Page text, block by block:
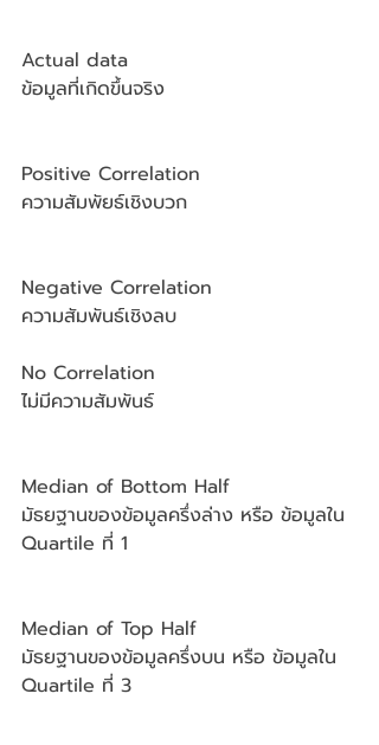
Actual data
ข้อมูลที่เกิดขึ้นจริง
Positive Correlation
ความสัมพัยธ์เชิงบวก
Negative Correlation
ความสัมพันธ์เชิงลบ
No Correlation
ไม่มีความสัมพันธ์
Median of Bottom Half
มัธยฐานของข้อมูลครึ่งล่าง หรือ ข้อมูลใน
Quartile ที่ 1
Median of Top Half
มัธยฐานของข้อมูลครึ่งบน หรือ ข้อมูลใน
Quartile ที่ 3